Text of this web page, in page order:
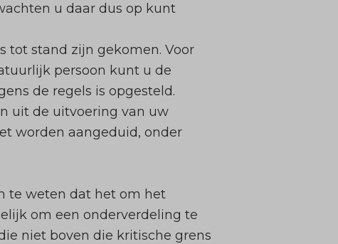
u daar dus op kunt
tot stand zijn gekomen. Voor
persoon kunt u de
de regels is opgesteld.
uit de uitvoering van uw
worden aangeduid, onder
te weten dat het om het
om een onderverdeling te
niet boven die kritische grens